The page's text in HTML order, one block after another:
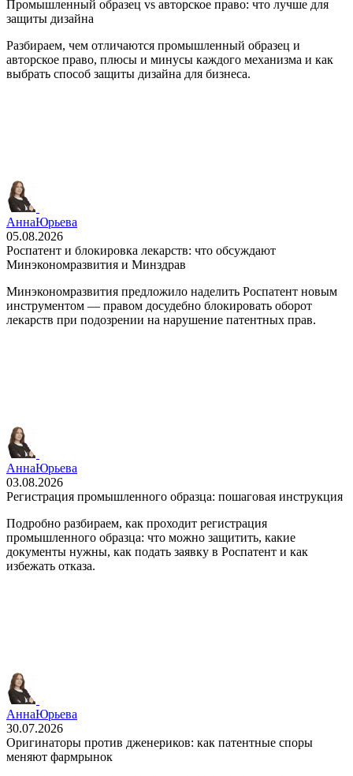
Промышленный образец vs авторское право: что лучше для
защиты дизайна
Разбираем, чем отличаются промышленный образец и
авторское право, плюсы и минусы каждого механизма и как
выбрать способ защиты дизайна для бизнеса.
АннаЮрьева
05.08.2026
Роспатент и блокировка лекарств: что обсуждают
Минэкономразвития и Минздрав
Минэкономразвития предложило наделить Роспатент новым
инструментом — правом досудебно блокировать оборот
лекарств при подозрении на нарушение патентных прав.
АннаЮрьева
03.08.2026
Регистрация промышленного образца: пошаговая инструкция
Подробно разбираем, как проходит регистрация
промышленного образца: что можно защитить, какие
документы нужны, как подать заявку в Роспатент и как
избежать отказа.
АннаЮрьева
30.07.2026
Оригинаторы против дженериков: как патентные споры
меняют фармрынок